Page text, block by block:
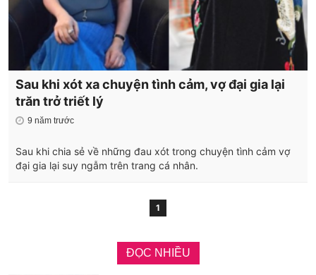
Sau khi xót xa chuyện tình cảm, vợ đại gia lại
trăn trở triết lý
9 năm trước
Sau khi chia sẻ về những đau xót trong chuyện tình cảm vợ
đại gia lại suy ngẫm trên trang cá nhân.
1
ĐỌC NHIỀU